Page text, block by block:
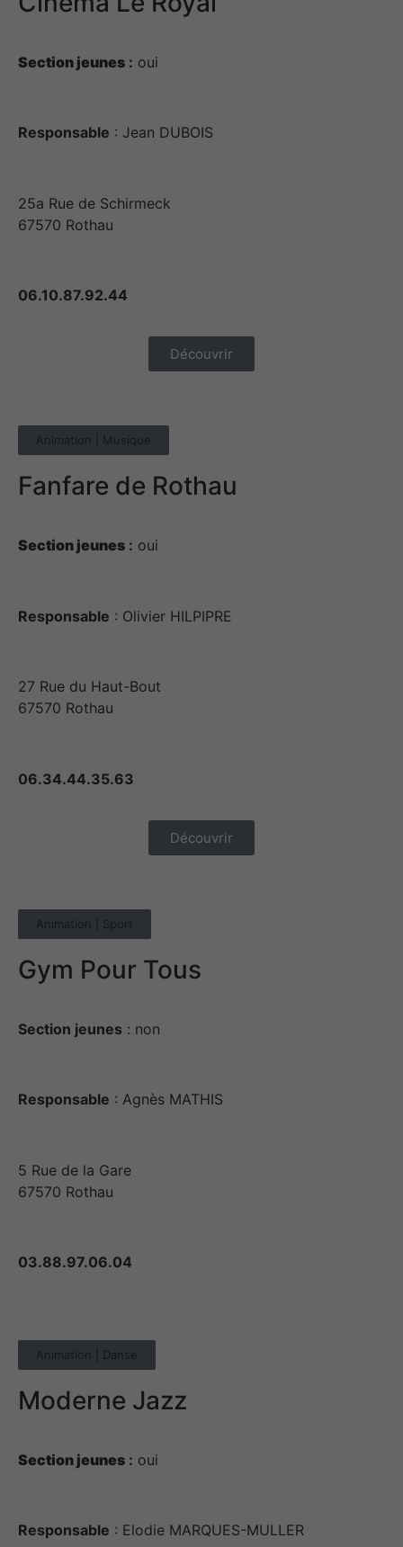
Section jeunes : oui
Responsable : Jean DUBOIS
25a Rue de Schirmeck
67570 Rothau
06.10.87.92.44
Découvrir
Animation | Musique
Fanfare de Rothau
Section jeunes : oui
Responsable : Olivier HILPIPRE
27 Rue du Haut-Bout
67570 Rothau
06.34.44.35.63
Découvrir
Animation | Sport
Gym Pour Tous
Section jeunes : non
Responsable : Agnès MATHIS
5 Rue de la Gare
67570 Rothau
03.88.97.06.04
Animation | Danse
Moderne Jazz
Section jeunes : oui
Responsable : Elodie MARQUES-MULLER